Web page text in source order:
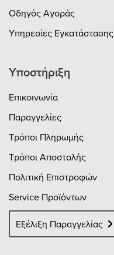
Οδηγός Αγοράς
Υπηρεσίες Εγκατάστασης
Υποστήριξη
Επικοινωνία
Παραγγελίες
Τρόποι Πληρωμής
Τρόποι Αποστολής
Πολιτική Επιστροφών
Service Προϊόντων
Εξέλιξη Παραγγελίας